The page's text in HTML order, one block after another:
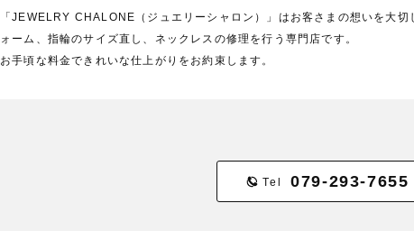
「JEWELRY CHALONE（ジュエリーシャロン）」はお客さまの想いを大
ォーム、指輪のサイズ直し、ネックレスの修理を行う専門店です。
お手頃な料金できれいな仕上がりをお約束します。
Tel 079-293-7655